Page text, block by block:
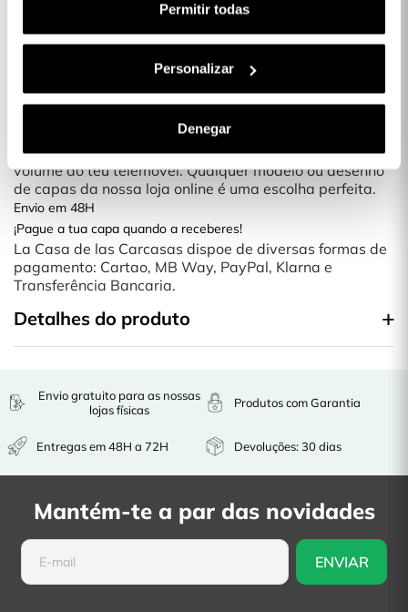
Permitir todas
Personalizar
Denegar
Descrição
Protege o teu smartphone com as nossas novas capas
Gostas de mudar o look do teu telemóvel? Com as
um design único e divertido.
É uma capa fina, que nao acrescenta muito peso ou
volume ao teu telemóvel. Qualquer modelo ou desenho
de capas da nossa loja online é uma escolha perfeita.
Envio em 48H
¡Pague a tua capa quando a receberes!
La Casa de las Carcasas dispoe de diversas formas de
pagamento: Cartao, MB Way, PayPal, Klarna e
Transferência Bancaria.
Detalhes do produto
Envio gratuito para as nossas
lojas físicas
Entregas em 48H a 72H
Produtos com Garantia
Devoluções: 30 dias
Mantém-te a par das novidades